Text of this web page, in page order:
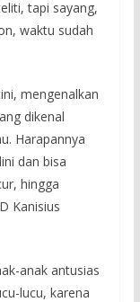
tapi sayang,
waktu sudah
mengenalkan
dikenal
Harapannya
dan bisa
hingga
Kanisius
anak antusias
lucu, karena